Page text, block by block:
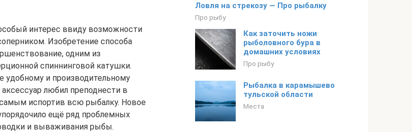
интерес ввиду возможности
Изобретение способа
одним из
спиннинговой катушки.
удобному и производительному
любил преподнести в
испортив всю рыбалку. Новое
ещё ряд проблемных
и вываживания рыбы.
Ловля на стрекозу — Про рыбалку
Про рыбу
Как заточить ножи
рыболовного бура в
домашних условиях
Про рыбу
Рыбалка в карамышево
тульской области
Места